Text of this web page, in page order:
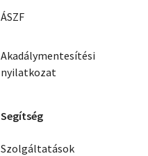
ÁSZF
Akadálymentesítési
nyilatkozat
Segítség
Szolgáltatások